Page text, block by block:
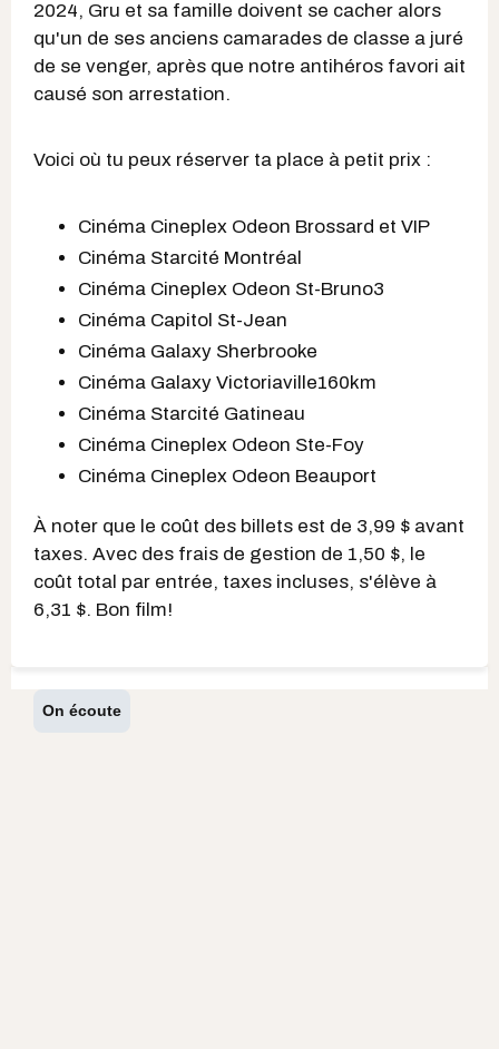
2024, Gru et sa famille doivent se cacher alors
qu'un de ses anciens camarades de classe a juré
de se venger, après que notre antihéros favori ait
causé son arrestation.
Voici où tu peux réserver ta place à petit prix :
Cinéma Cineplex Odeon Brossard et VIP
Cinéma Starcité Montréal
Cinéma Cineplex Odeon St-Bruno3
Cinéma Capitol St-Jean
Cinéma Galaxy Sherbrooke
Cinéma Galaxy Victoriaville160km
Cinéma Starcité Gatineau
Cinéma Cineplex Odeon Ste-Foy
Cinéma Cineplex Odeon Beauport
À noter que le coût des billets est de 3,99 $ avant
taxes. Avec des frais de gestion de 1,50 $, le
coût total par entrée, taxes incluses, s'élève à
6,31 $. Bon film!
On écoute